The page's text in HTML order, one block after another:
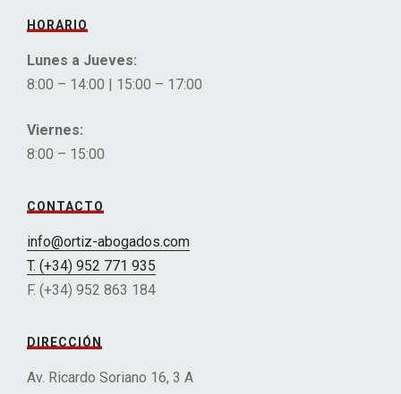
HORARIO
Lunes a Jueves:
8:00 – 14:00 | 15:00 – 17:00
Viernes:
8:00 – 15:00
CONTACTO
info@ortiz-abogados.com
T. (+34) 952 771 935
F. (+34) 952 863 184
DIRECCIÓN
Av. Ricardo Soriano 16, 3 A